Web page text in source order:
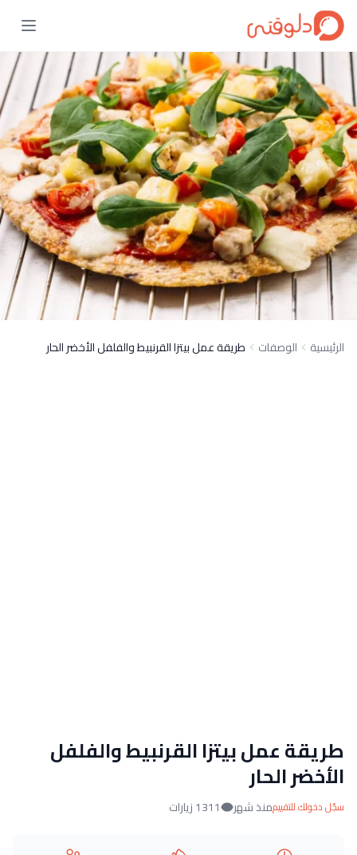
الرئيسية الوصفات طريقة عمل بيتزا القرنبيط والفلفل الأخضر الحار
طريقة عمل بيتزا القرنبيط والفلفل
الأخضر الحار
سجّل دخولك للتقييممنذ شهر 1311 زيارات